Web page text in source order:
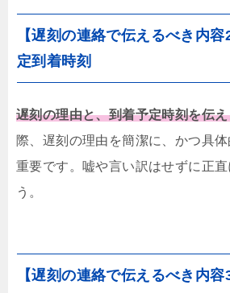
【遅刻の連絡で伝えるべき内
定到着時刻
遅刻の理由と、到着予定時刻を伝
際、遅刻の理由を簡潔に、かつ具
重要です。嘘や言い訳はせずに正直
う。
【遅刻の連絡で伝えるべき内